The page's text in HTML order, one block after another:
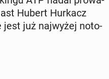
Hubert Hurkacz
jest już naj­wy­żej no­to­